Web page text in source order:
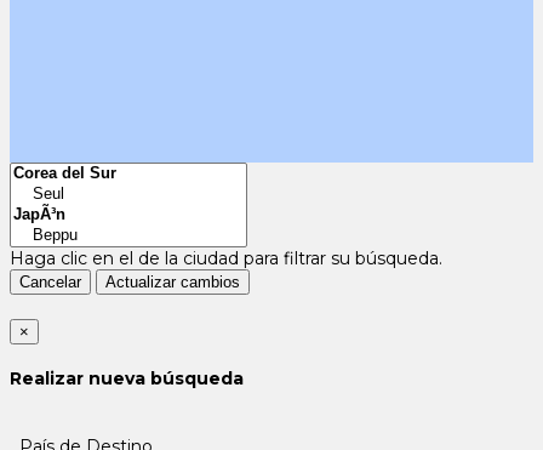
Haga clic en el de la ciudad para filtrar su búsqueda.
Cancelar Actualizar cambios
×
Realizar nueva búsqueda